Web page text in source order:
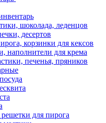
шоколада, леденцов
десертов
корзинки для кексов
наполнители для крема
печенья, пряников
для пирога